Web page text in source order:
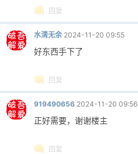
回复
水清无余 2024-11-20 09:55
好东西手下了
回复
919490656 2024-11-20 09:56
正好需要，谢谢楼主
回复